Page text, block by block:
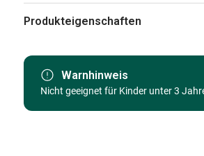
Produkteigenschaften
KategorieWarnhinweis
Nicht geeignet für Kinder unter 3